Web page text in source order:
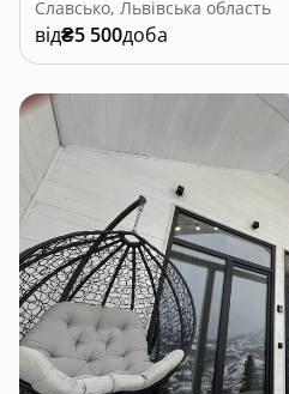
Славсько, Львівська область
від₴5 500доба